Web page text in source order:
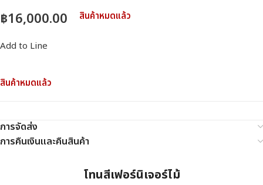
฿16,000.00 สินค้าหมดแล้ว
Add to Line
สินค้าหมดแล้ว
การจัดส่ง
การคืนเงินและคืนสินค้า
โทนสีเฟอร์นิเจอร์ไม้